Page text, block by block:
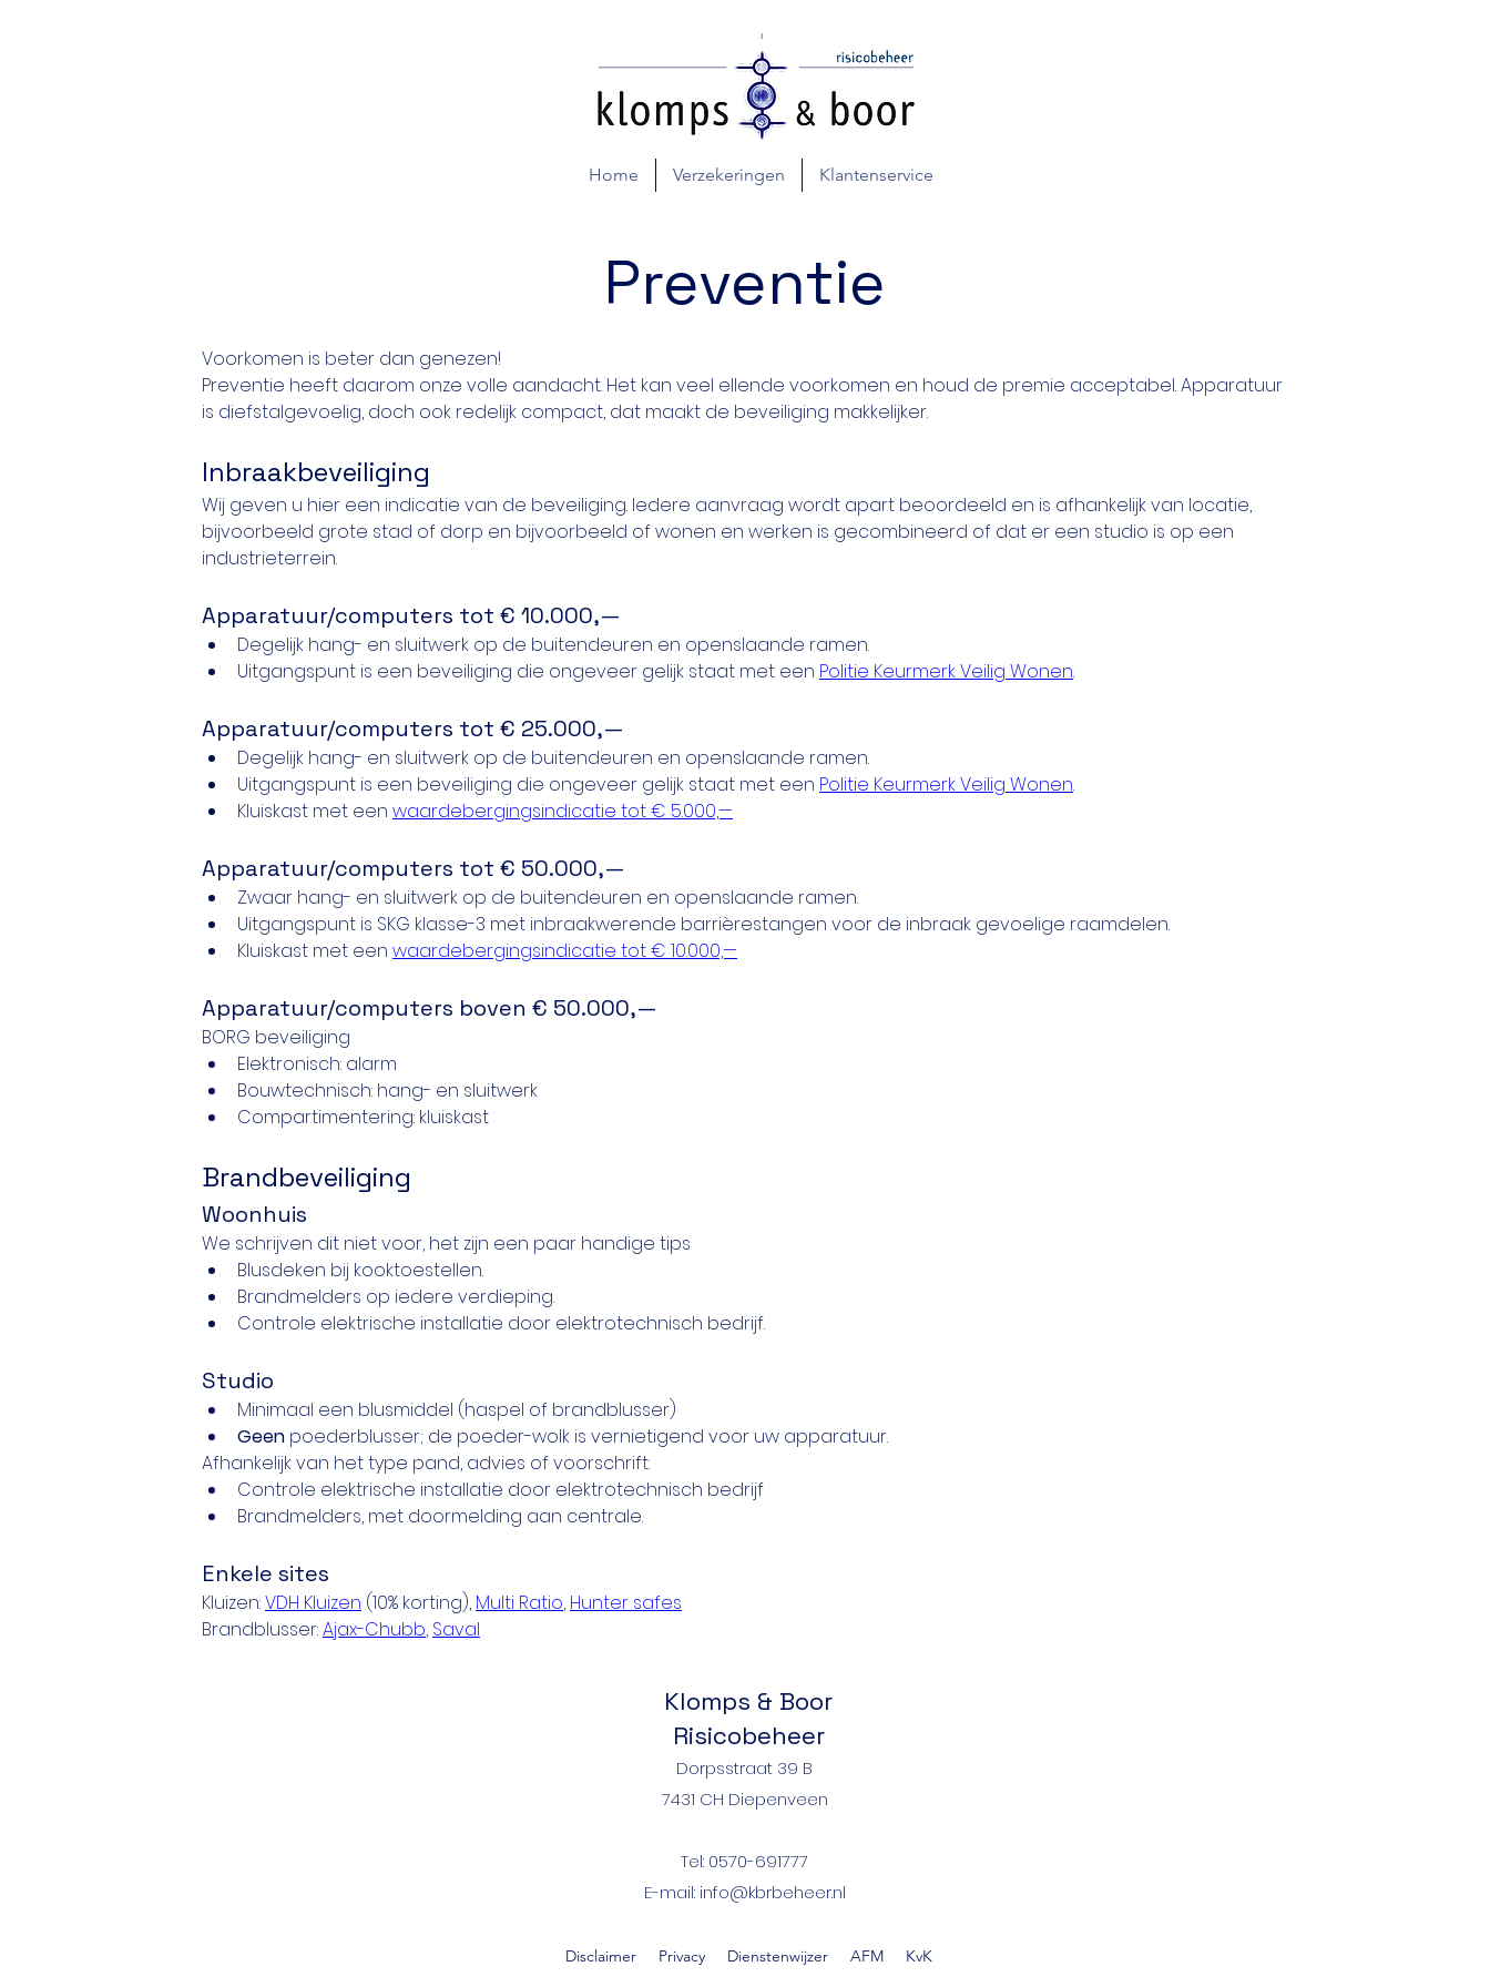
Home Verzekeringen Klantenservice
Preventie
Voorkomen is beter dan genezen!
Preventie heeft daarom onze volle aandacht. Het kan veel ellende voorkomen en houd de premie acceptabel. Apparatuur
is diefstalgevoelig, doch ook redelijk compact, dat maakt de beveiliging makkelijker.
Inbraakbeveiliging
Wij geven u hier een indicatie van de beveiliging. Iedere aanvraag wordt apart beoordeeld en is afhankelijk van locatie,
bijvoorbeeld grote stad of dorp en bijvoorbeeld of wonen en werken is gecombineerd of dat er een studio is op een
industrieterrein.
Apparatuur/computers tot € 10.000,—
Degelijk hang- en sluitwerk op de buitendeuren en openslaande ramen.
Uitgangspunt is een beveiliging die ongeveer gelijk staat met een Politie Keurmerk Veilig Wonen.
Apparatuur/computers tot € 25.000,—
Degelijk hang- en sluitwerk op de buitendeuren en openslaande ramen.
Uitgangspunt is een beveiliging die ongeveer gelijk staat met een Politie Keurmerk Veilig Wonen.
Kluiskast met een waardebergingsindicatie tot € 5.000,—
Apparatuur/computers tot € 50.000,—
Zwaar hang- en sluitwerk op de buitendeuren en openslaande ramen.
Uitgangspunt is SKG klasse-3 met inbraakwerende barrièrestangen voor de inbraak gevoelige raamdelen.
Kluiskast met een waardebergingsindicatie tot € 10.000,—
Apparatuur/computers boven € 50.000,—
BORG beveiliging
Elektronisch: alarm
Bouwtechnisch: hang- en sluitwerk
Compartimentering: kluiskast
Brandbeveiliging
Woonhuis
We schrijven dit niet voor, het zijn een paar handige tips
Blusdeken bij kooktoestellen.
Brandmelders op iedere verdieping.
Controle elektrische installatie door elektrotechnisch bedrijf.
Studio
Minimaal een blusmiddel (haspel of brandblusser)
Geen poederblusser; de poeder-wolk is vernietigend voor uw apparatuur.
Afhankelijk van het type pand, advies of voorschrift:
Controle elektrische installatie door elektrotechnisch bedrijf
Brandmelders, met doormelding aan centrale.
Enkele sites
Kluizen: VDH Kluizen (10% korting), Multi Ratio, Hunter safes
Brandblusser: Ajax-Chubb, Saval
Klomps & Boor
Risicobeheer
Dorpsstraat 39 B
7431 CH Diepenveen
Tel: 0570-691777
E-mail: info@kbrbeheer.nl
Disclaimer Privacy Dienstenwijzer AFM KvK